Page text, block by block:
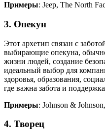
Примеры: Jeep, The North
3. Опекун
Этот архетип связан с
выбирающие опекуна,
жизни людей, создание
идеальный выбор для
здоровья, образования,
где важна забота и
Примеры: Johnson &
4. Творец